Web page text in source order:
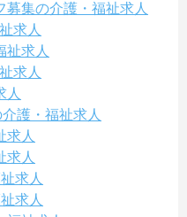
集の介護・福祉求人
求人
祉求人
求人
人
護・福祉求人
求人
求人
求人
求人